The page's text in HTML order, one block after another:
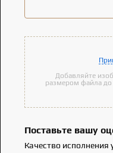
Добавляйте
размером файла
Поставьте вашу
Качество исполнения